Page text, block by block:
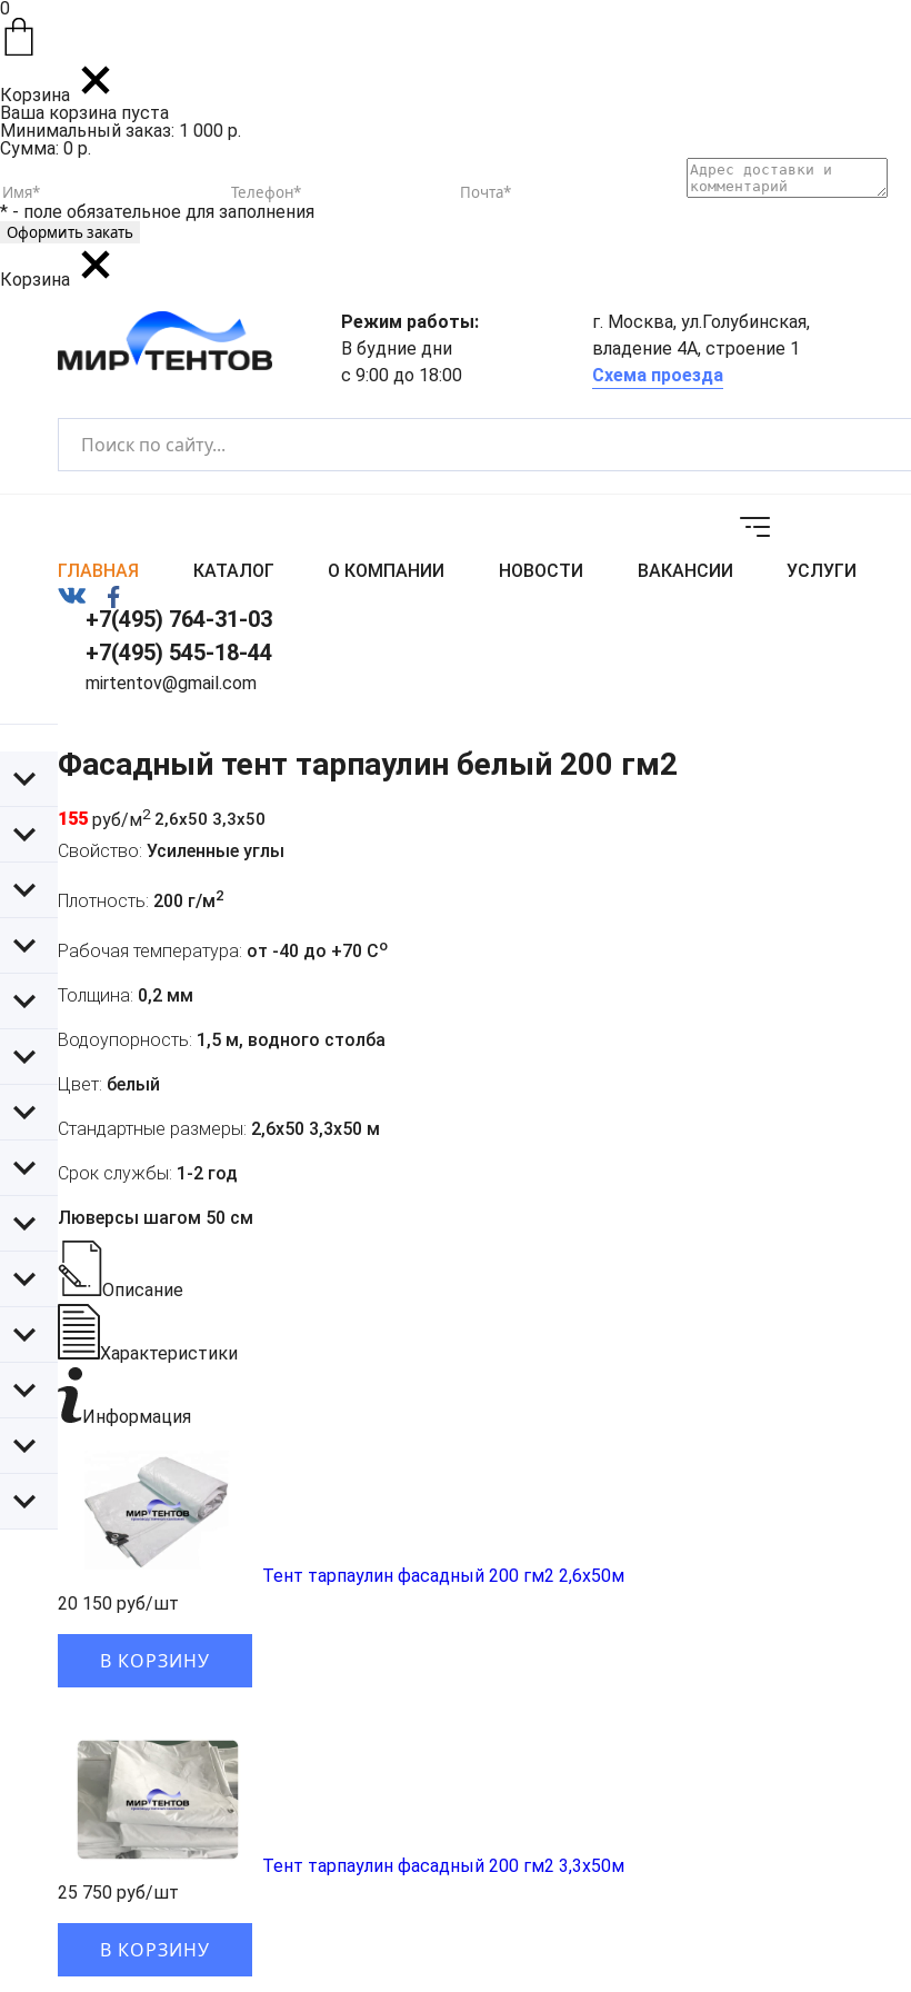
0
Корзина
Ваша корзина пуста
Минимальный заказ: 1 000 р.
Сумма: 0 р.
* - поле обязательное для заполнения
Корзина
Режим работы:
В будние дни
с 9:00 до 18:00
г. Москва, ул.Голубинская,
владение 4А, строение 1
Схема проезда
ГЛАВНАЯ КАТАЛОГ О КОМПАНИИ НОВОСТИ ВАКАНСИИ УСЛУГИ
+7(495) 764-31-03
+7(495) 545-18-44
mirtentov@gmail.com
Фасадный тент тарпаулин белый 200 гм2
155 руб/м2 2,6х50 3,3х50
Свойство: Усиленные углы
Плотность: 200 г/м2
Рабочая температура: от -40 до +70 Co
Толщина: 0,2 мм
Водоупорность: 1,5 м, водного столба
Цвет: белый
Стандартные размеры: 2,6х50 3,3х50 м
Срок службы: 1-2 год
Люверсы шагом 50 см
Описание
Характеристики
Информация
Тент тарпаулин фасадный 200 гм2 2,6x50м
20 150 руб/шт
В КОРЗИНУ
Тент тарпаулин фасадный 200 гм2 3,3x50м
25 750 руб/шт
В КОРЗИНУ